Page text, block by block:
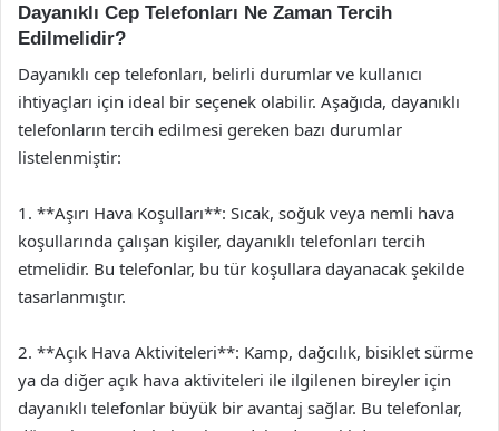
Dayanıklı Cep Telefonları Ne Zaman Tercih
Edilmelidir?
Dayanıklı cep telefonları, belirli durumlar ve kullanıcı
ihtiyaçları için ideal bir seçenek olabilir. Aşağıda, dayanıklı
telefonların tercih edilmesi gereken bazı durumlar
listelenmiştir:
1. **Aşırı Hava Koşulları**: Sıcak, soğuk veya nemli hava
koşullarında çalışan kişiler, dayanıklı telefonları tercih
etmelidir. Bu telefonlar, bu tür koşullara dayanacak şekilde
tasarlanmıştır.
2. **Açık Hava Aktiviteleri**: Kamp, dağcılık, bisiklet sürme
ya da diğer açık hava aktiviteleri ile ilgilenen bireyler için
dayanıklı telefonlar büyük bir avantaj sağlar. Bu telefonlar,